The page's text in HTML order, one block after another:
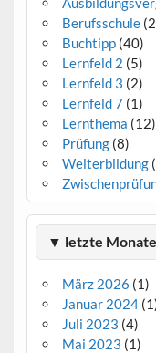
Berufsschule
Buchtipp(40)
Lernfeld 2 (5)
Lernfeld 3 (2)
Lernfeld 7(1)
Lernthema (12)
Prüfung(8)
Weiterbildung
▼ letzte Monate
März 2026 (1)
Januar 2024
Juli 2023 (4)
Mai 2023 (1)